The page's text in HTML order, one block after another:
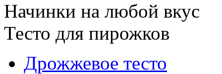
Начинки на любой вкус
Тесто для пирожков
Дрожжевое тесто